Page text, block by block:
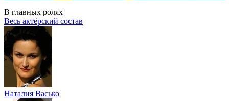
В главных ролях
Весь актёрский состав
Наталия Васько